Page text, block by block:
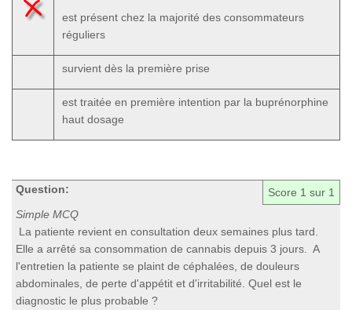
est présent chez la majorité des consommateurs
réguliers
survient dès la première prise
est traitée en première intention par la buprénorphine
haut dosage
Score 1 sur 1
Question:
Simple MCQ
La patiente revient en consultation deux semaines plus tard.
Elle a arrêté sa consommation de cannabis depuis 3 jours. A
l'entretien la patiente se plaint de céphalées, de douleurs
abdominales, de perte d'appétit et d'irritabilité. Quel est le
diagnostic le plus probable ?